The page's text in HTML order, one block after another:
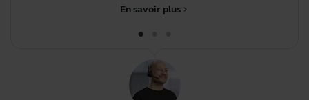
chevron_right
En savoir plus